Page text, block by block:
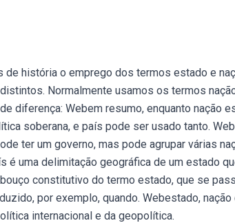
de história o emprego dos termos estado e
Normalmente usamos os termos
diferença: Webem resumo, enquanto nação
soberana, e país pode ser usado tanto.
ter um governo, mas pode agrupar várias
é uma delimitação geográfica de um estado
constitutivo do termo estado, que se
por exemplo, quando. Webestado,
internacional e da geopolítica.